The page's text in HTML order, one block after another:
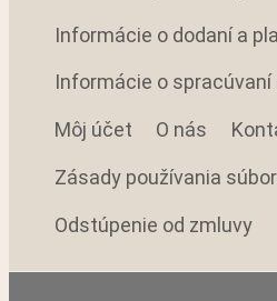
Informácie o dodaní a
Informácie o
Môj účet O nás
Zásady používania
Odstúpenie od zmluvy